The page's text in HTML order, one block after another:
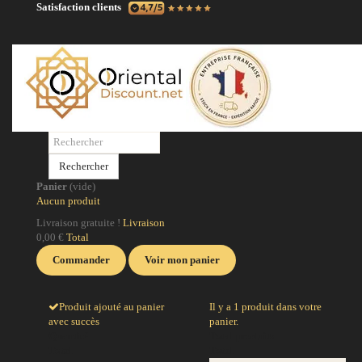
Satisfaction clients
Rechercher
Panier (vide)
Aucun produit
Livraison gratuite ! Livraison
0,00 € Total
Commander
Voir mon panier
Produit ajouté au panier
avec succès
Il y a 1 produit dans votre
panier.